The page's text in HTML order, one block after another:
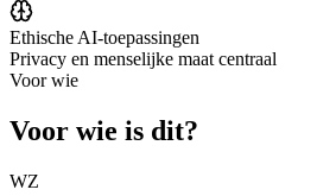
Ethische AI-toepassingen
Privacy en menselijke maat centraal
Voor wie
Voor wie is dit?
WZ